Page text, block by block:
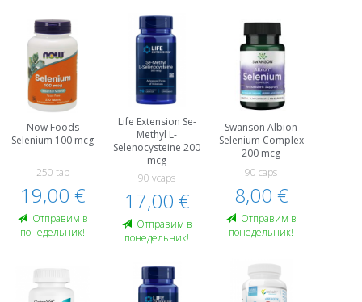
Now Foods
Selenium 100 mcg
250 tab
19,00 €
Oтправим в
понедельник!
Life Extension Se-
Methyl L-
Selenocysteine 200
mcg
90 vcaps
17,00 €
Oтправим в
понедельник!
Swanson Albion
Selenium Complex
200 mcg
90 caps
8,00 €
Oтправим в
понедельник!